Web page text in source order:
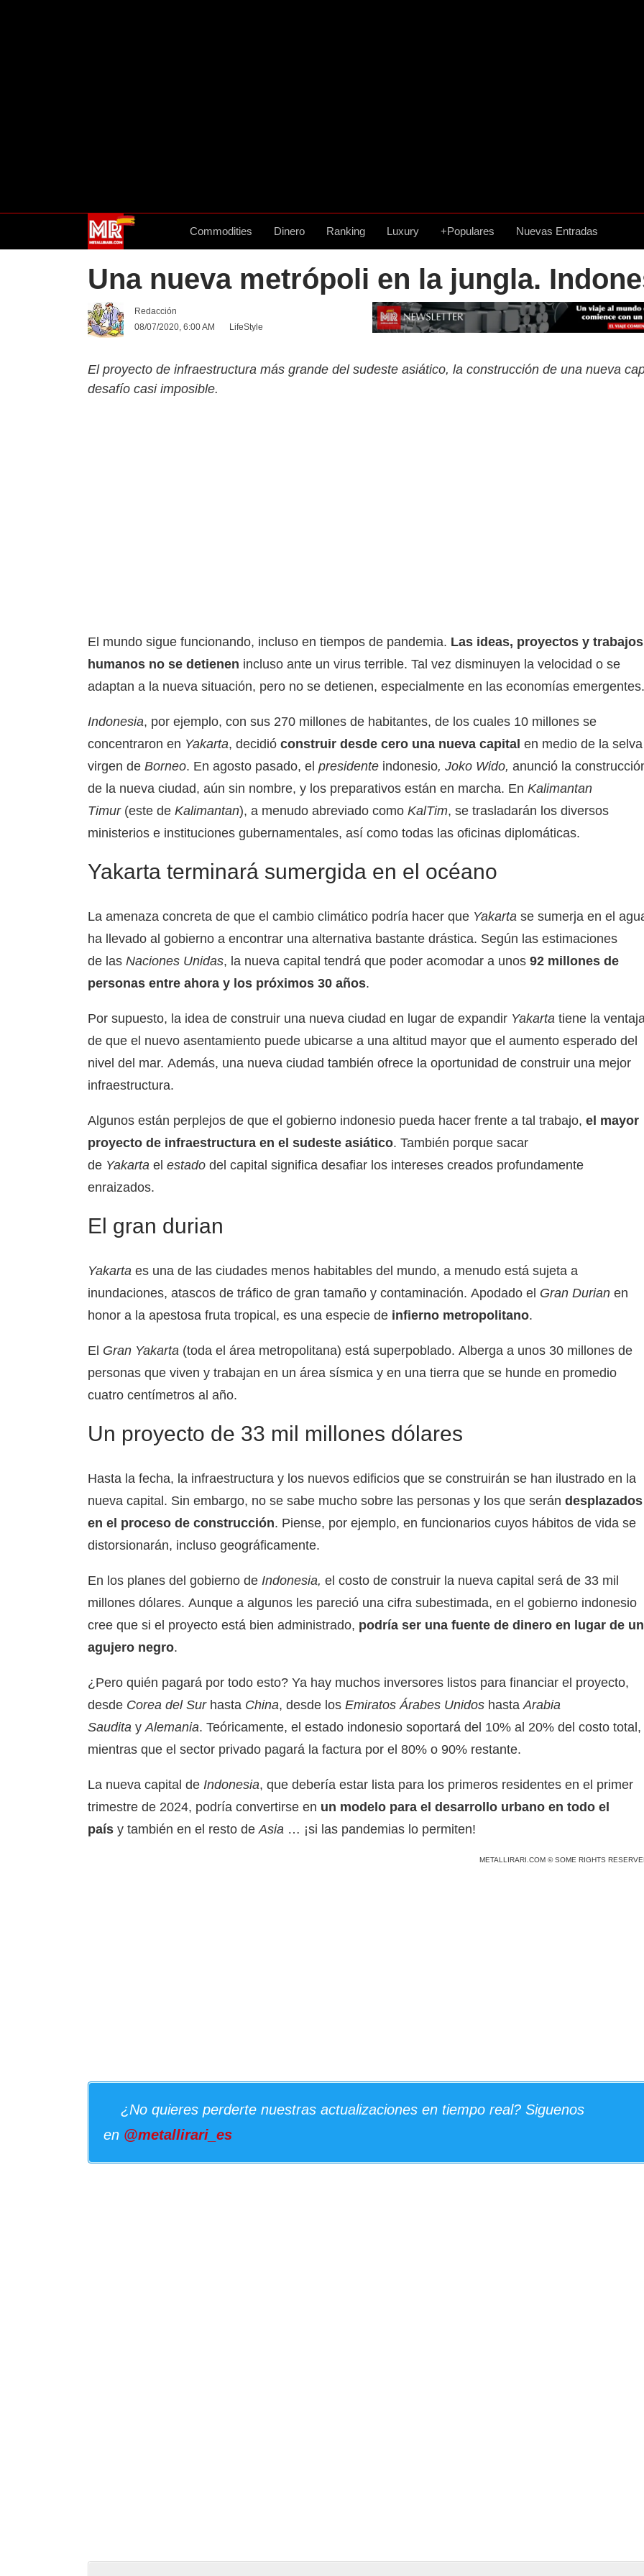
Commodities Dinero Ranking Luxury +Populares Nuevas Entradas
Una nueva metrópoli en la jungla.
Redacción
08/07/2020, 6:00 AM
LifeStyle
El proyecto de infraestructura más grande del sudeste asiático, la construcción de una nueva
desafío casi imposible.
El mundo sigue funcionando, incluso en tiempos de pandemia. Las ideas, proyectos y trabajos
humanos no se detienen incluso ante un virus terrible. Tal vez disminuyen la velocidad o se
adaptan a la nueva situación, pero no se detienen, especialmente en las economías emergentes.
Indonesia, por ejemplo, con sus 270 millones de habitantes, de los cuales 10 millones se
concentraron en Yakarta, decidió construir desde cero una nueva capital en medio de la selva
virgen de Borneo. En agosto pasado, el presidente indonesio, Joko Wido, anunció la
de la nueva ciudad, aún sin nombre, y los preparativos están en marcha. En Kalimantan
Timur(este de Kalimantan), a menudo abreviado como KalTim, se trasladarán los diversos
ministerios e instituciones gubernamentales, así como todas las oficinas diplomáticas.
Yakarta terminará sumergida en el océano
La amenaza concreta de que el cambio climático podría hacer que Yakarta se sumerja en el
ha llevado al gobierno a encontrar una alternativa bastante drástica. Según las estimaciones
de las Naciones Unidas, la nueva capital tendrá que poder acomodar a unos 92 millones de
personas entre ahora y los próximos 30 años.
Por supuesto, la idea de construir una nueva ciudad en lugar de expandir Yakarta tiene la
de que el nuevo asentamiento puede ubicarse a una altitud mayor que el aumento esperado del
nivel del mar. Además, una nueva ciudad también ofrece la oportunidad de construir una mejor
infraestructura.
Algunos están perplejos de que el gobierno indonesio pueda hacer frente a tal trabajo, el mayor
proyecto de infraestructura en el sudeste asiático. También porque sacar
de Yakarta el estado del capital significa desafiar los intereses creados profundamente
enraizados.
El gran durian
Yakarta es una de las ciudades menos habitables del mundo, a menudo está sujeta a
inundaciones, atascos de tráfico de gran tamaño y contaminación. Apodado el Gran Durian en
honor a la apestosa fruta tropical, es una especie de infierno metropolitano.
El Gran Yakarta (toda el área metropolitana) está superpoblado. Alberga a unos 30 millones de
personas que viven y trabajan en un área sísmica y en una tierra que se hunde en promedio
cuatro centímetros al año.
Un proyecto de 33 mil millones dólares
Hasta la fecha, la infraestructura y los nuevos edificios que se construirán se han ilustrado en la
nueva capital. Sin embargo, no se sabe mucho sobre las personas y los que serán desplazados
en el proceso de construcción. Piense, por ejemplo, en funcionarios cuyos hábitos de vida se
distorsionarán, incluso geográficamente.
En los planes del gobierno de Indonesia, el costo de construir la nueva capital será de 33 mil
millones dólares. Aunque a algunos les pareció una cifra subestimada, en el gobierno indonesio
cree que si el proyecto está bien administrado, podría ser una fuente de dinero en lugar de un
agujero negro.
¿Pero quién pagará por todo esto? Ya hay muchos inversores listos para financiar el proyecto,
desde Corea del Surhasta China, desde los Emiratos Árabes Unidos hastaArabia
Saudita yAlemania. Teóricamente, el estado indonesio soportará del 10% al 20% del costo total,
mientras que el sector privado pagará la factura por el 80% o 90% restante.
La nueva capital de Indonesia, que debería estar lista para los primeros residentes en el primer
trimestre de 2024, podría convertirse en un modelo para el desarrollo urbano en todo el
país y también en el resto deAsia … ¡si las pandemias lo permiten!
METALLIRARI.COM © SOME RIGHTS
¿No quieres perderte nuestras actualizaciones en tiempo real? Siguenos
en @metallirari_es